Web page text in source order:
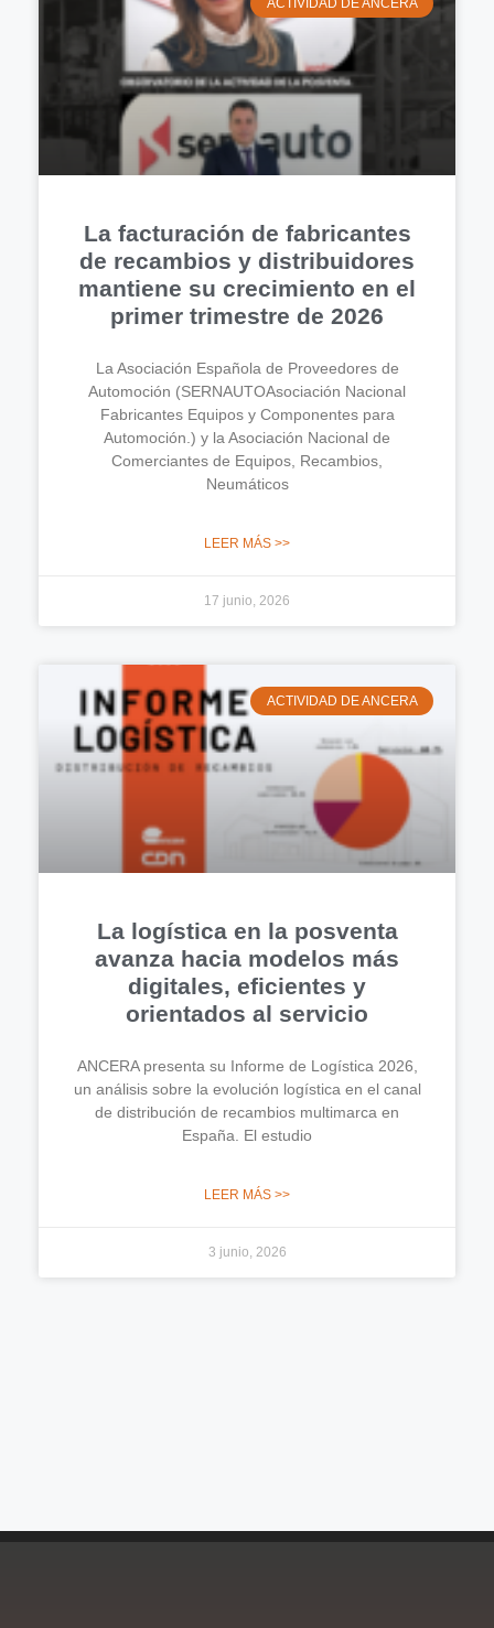
ACTIVIDAD DE ANCERA
La facturación de fabricantes
de recambios y distribuidores
mantiene su crecimiento en el
primer trimestre de 2026
La Asociación Española de Proveedores de
Automoción (SERNAUTOAsociación Nacional
Fabricantes Equipos y Componentes para
Automoción.) y la Asociación Nacional de
Comerciantes de Equipos, Recambios,
Neumáticos
LEER MÁS >>
17 junio, 2026
ACTIVIDAD DE ANCERA
La logística en la posventa
avanza hacia modelos más
digitales, eficientes y
orientados al servicio
ANCERA presenta su Informe de Logística 2026,
un análisis sobre la evolución logística en el canal
de distribución de recambios multimarca en
España. El estudio
LEER MÁS >>
3 junio, 2026